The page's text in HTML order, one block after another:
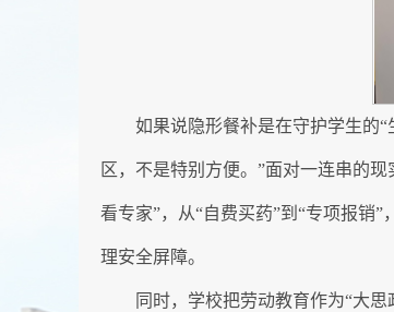
如果说隐形餐补是在守护学生的
区，不是特别方便。”面对一连串的
看专家”，从“自费买药”到“专项报销
理安全屏障。
同时，学校把劳动教育作为“大